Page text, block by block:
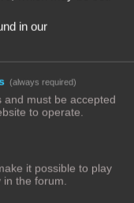
in our
(always required)
must be accepted
to operate.
it possible to play
the forum.